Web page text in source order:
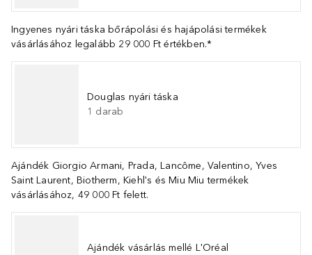
Ingyenes nyári táska bőrápolási és hajápolási termékek
vásárlásához legalább 29 000 Ft értékben.*
Douglas nyári táska
1 darab
Ajándék Giorgio Armani, Prada, Lancôme, Valentino, Yves
Saint Laurent, Biotherm, Kiehl's és Miu Miu termékek
vásárlásához, 49 000 Ft felett.
Ajándék vásárlás mellé L'Oréal